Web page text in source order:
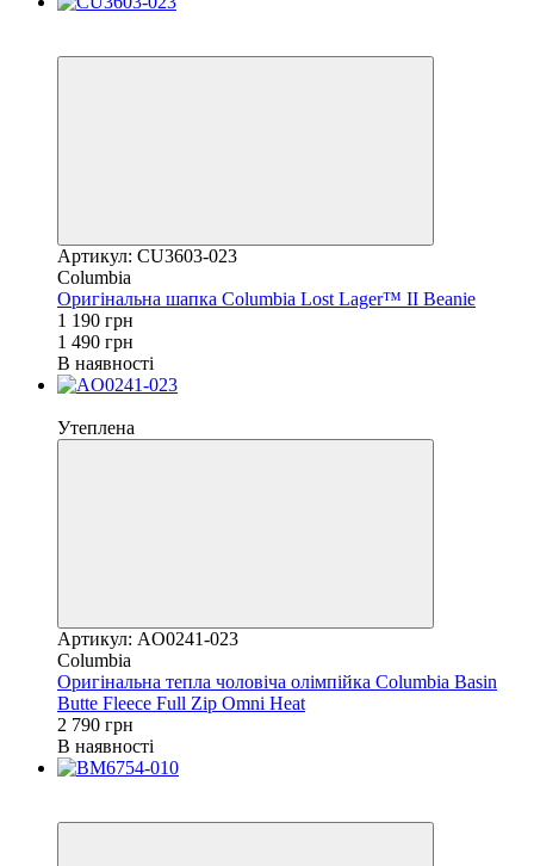
Артикул: CU3603-023
Columbia
Оригінальна шапка Columbia Lost Lager™ II Beanie
1 190 грн
1 490 грн
В наявності
Утеплена
Артикул: AO0241-023
Columbia
Оригінальна тепла чоловіча олімпійка Columbia Basin
Butte Fleece Full Zip Omni Heat
2 790 грн
В наявності